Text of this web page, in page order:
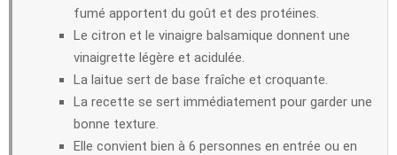
fumé apportent du goût et des protéines.
Le citron et le vinaigre balsamique donnent une
vinaigrette légère et acidulée.
La laitue sert de base fraîche et croquante.
La recette se sert immédiatement pour garder une
bonne texture.
Elle convient bien à 6 personnes en entrée ou en